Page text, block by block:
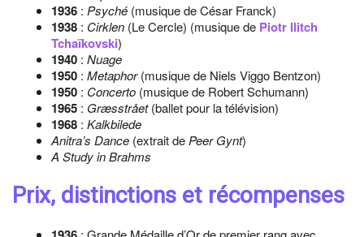
1936 : Psyché (musique de César Franck)
1938 : Cirklen (Le Cercle) (musique de Piotr Ilitch
Tchaïkovski)
1940 : Nuage
1950 : Metaphor(musique de Niels Viggo Bentzon)
1950 : Concerto (musique de Robert Schumann)
1965 : Græsstrået(ballet pour la télévision)
1968 : Kalkbilede
Anitra’s Dance (extrait de Peer Gynt)
A Study in Brahms
Prix, distinctions et récompenses